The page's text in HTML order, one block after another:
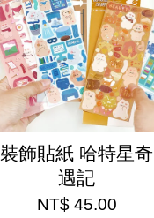
裝飾貼紙 哈特星奇
遇記
NT$ 45.00